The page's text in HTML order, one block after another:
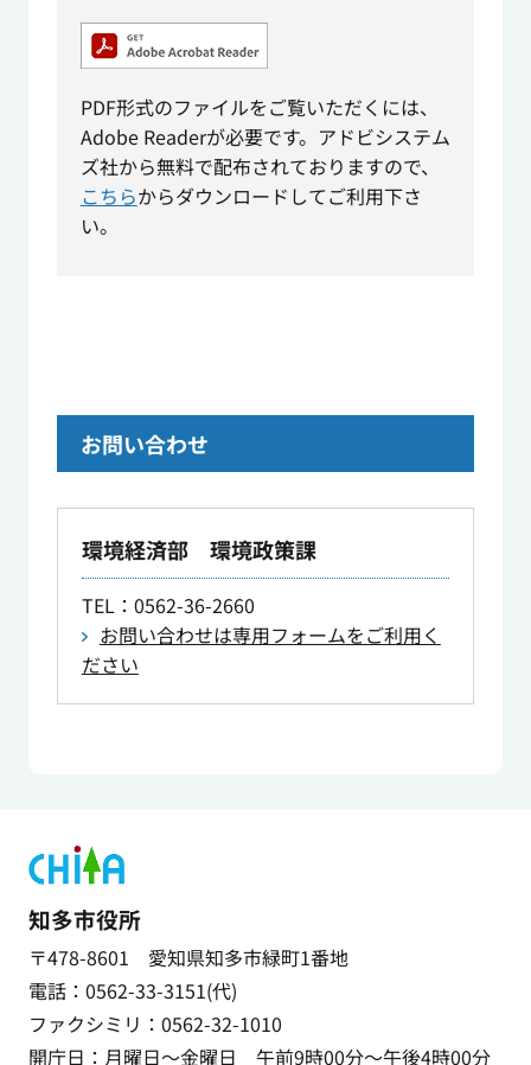
PDF形式のファイルをご覧いただくには、
Adobe Readerが必要です。アドビシステム
ズ社から無料で配布されておりますので、
こちらからダウンロードしてご利用下さ
い。
お問い合わせ
環境経済部 環境政策課
TEL：0562-36-2660
お問い合わせは専用フォームをご利用く
ださい
知多市役所
〒478-8601 愛知県知多市緑町1番地
電話：0562-33-3151(代)
ファクシミリ：0562-32-1010
開庁日：月曜日～金曜日 午前9時00分～午後4時00分